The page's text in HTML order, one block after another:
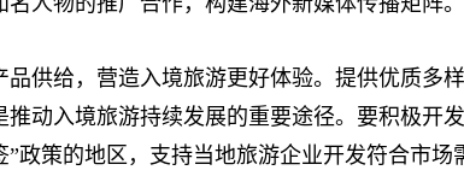
给，营造入境旅游更好体验。提供优质多
推动入境旅游持续发展的重要途径。要积极开
”政策的地区，支持当地旅游企业开发符合市